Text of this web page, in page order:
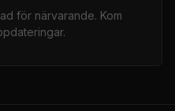
för närvarande. Kom